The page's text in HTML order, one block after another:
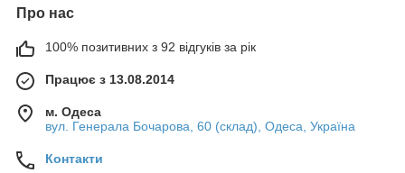
Про нас
100% позитивних з 92 відгуків за рік
Працює з 13.08.2014
м. Одеса
вул. Генерала Бочарова, 60 (склад), Одеса, Україна
Контакти